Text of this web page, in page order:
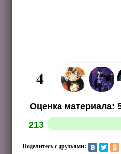
4
Оценка материала:
213
Поделитесь с друзьями: